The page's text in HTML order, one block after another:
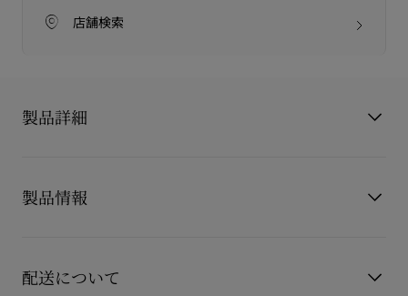
店舗検索
製品詳細
５つの官能的で洗練されたミステリアスなフレグランス。
■ルキュイール オードゥパルファン
製品情報
容量 9
配送について